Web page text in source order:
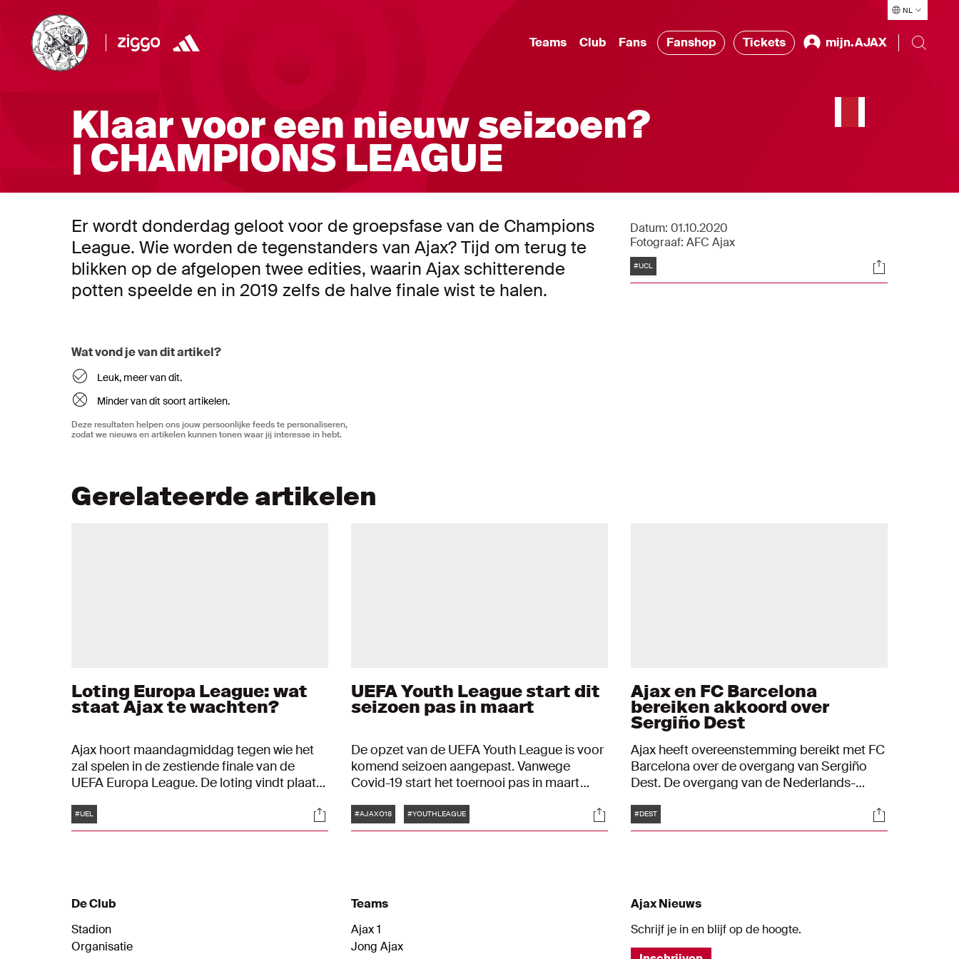
NL
Teams Club Fans Fanshop Tickets mijn.AJAX
Klaar voor een nieuw seizoen?
| CHAMPIONS LEAGUE
Er wordt donderdag geloot voor de groepsfase van de Champions
League. Wie worden de tegenstanders van Ajax? Tijd om terug te
blikken op de afgelopen twee edities, waarin Ajax schitterende
potten speelde en in 2019 zelfs de halve finale wist te halen.
Datum: 01.10.2020
Fotograaf: AFC Ajax
Tags
#UCL Socials
Wat vond je van dit artikel?
Leuk, meer van dit.
Minder van dit soort artikelen.
Deze resultaten helpen ons jouw persoonlijke feeds te personaliseren,
zodat we nieuws en artikelen kunnen tonen waar jij interesse in hebt.
Gerelateerde artikelen
Loting Europa League: wat
staat Ajax te wachten?
Ajax hoort maandagmiddag tegen wie het
zal spelen in de zestiende finale van de
UEFA Europa League. De loting vindt plaats
Tags
#UEL Socials
UEFA Youth League start dit
seizoen pas in maart
De opzet van de UEFA Youth League is voor
komend seizoen aangepast. Vanwege
Covid-19 start het toernooi pas in maart
verband gestart.
Tags
#AJAXO18 #YOUTHLEAGUE Socials
Ajax en FC Barcelona
bereiken akkoord over
Sergiño Dest
Ajax heeft overeenstemming bereikt met FC
Barcelona over de overgang van Sergiño
Dest. De overgang van de Nederlands-
club is per direct. Dest stond nog tot en met
30 juni 2022 onder contract bij Ajax. Ajax
Tags
#DEST Socials
De Club
Stadion
Organisatie
Teams
Ajax 1
Jong Ajax
Ajax Nieuws
Schrijf je in en blijf op de hoogte.